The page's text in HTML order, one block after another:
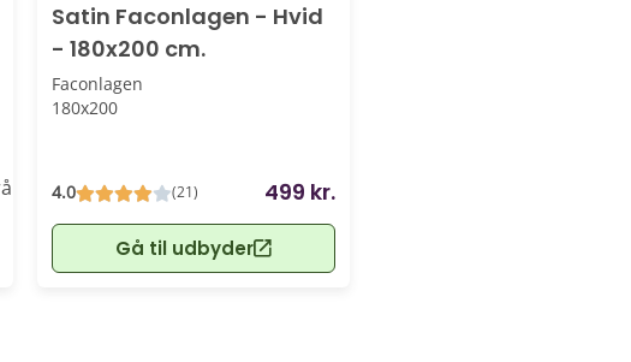
Satin Faconlagen - Hvid
- 180x200 cm.
Faconlagen
180x200
4.0 (21) 499 kr.
Gå til udbyder